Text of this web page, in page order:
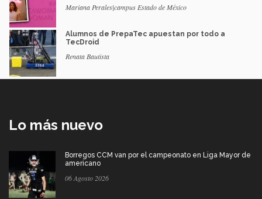
Mariana Perales|campus Estado de México
Alumnos de PrepaTec apuestan por todo a
TecDroid
Renata Bautista
Lo más nuevo
Borregos CCM van por el campeonato en Liga Mayor de
americano
06 Agosto 2026